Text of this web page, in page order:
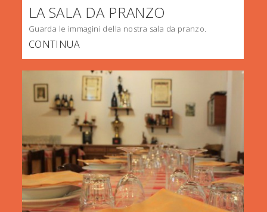
LA SALA DA PRANZO
Guarda le immagini della nostra sala da pranzo.
CONTINUA